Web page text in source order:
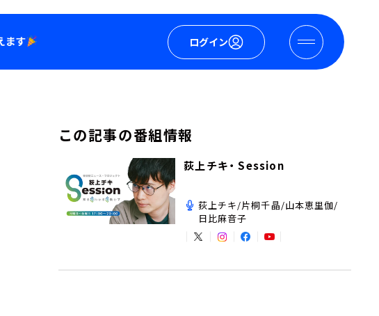
ログイン
この記事の番組情報
荻上チキ・ Session
荻上チキ/片桐千晶/山本恵里伽/
日比麻音子